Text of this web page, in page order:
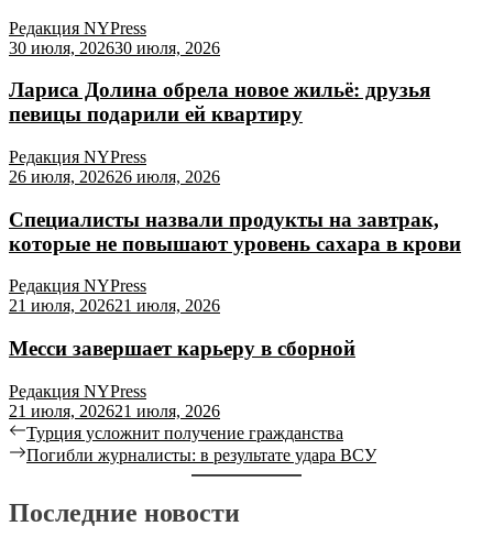
Редакция NYPress
30 июля, 202630 июля, 2026
Лариса Долина обрела новое жильё: друзья
певицы подарили ей квартиру
Редакция NYPress
26 июля, 202626 июля, 2026
Специалисты назвали продукты на завтрак,
которые не повышают уровень сахара в крови
Редакция NYPress
21 июля, 202621 июля, 2026
Месси завершает карьеру в сборной
Редакция NYPress
21 июля, 202621 июля, 2026
Турция усложнит получение гражданства
Погибли журналисты: в результате удара ВСУ
Последние новости